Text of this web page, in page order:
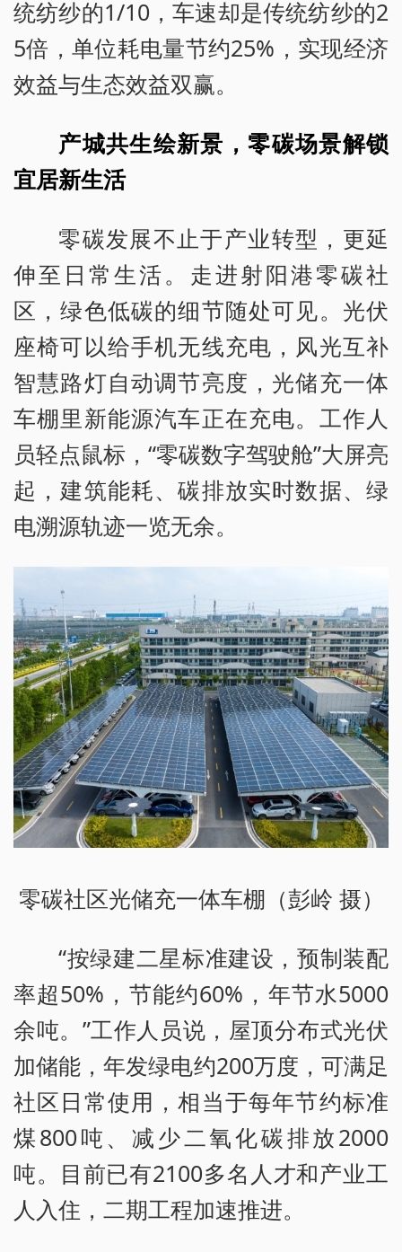
统纺纱的1/10，车速却是传统纺纱的2
5倍，单位耗电量节约25%，实现经济
效益与生态效益双赢。
产城共生绘新景，零碳场景解锁
宜居新生活
零碳发展不止于产业转型，更延
伸至日常生活。走进射阳港零碳社
区，绿色低碳的细节随处可见。光伏
座椅可以给手机无线充电，风光互补
智慧路灯自动调节亮度，光储充一体
车棚里新能源汽车正在充电。工作人
员轻点鼠标，“零碳数字驾驶舱”大屏亮
起，建筑能耗、碳排放实时数据、绿
电溯源轨迹一览无余。
零碳社区光储充一体车棚（彭岭 摄）
“按绿建二星标准建设，预制装配
率超50%，节能约60%，年节水5000
余吨。”工作人员说，屋顶分布式光伏
加储能，年发绿电约200万度，可满足
社区日常使用，相当于每年节约标准
煤800吨、减少二氧化碳排放2000
吨。目前已有2100多名人才和产业工
人入住，二期工程加速推进。